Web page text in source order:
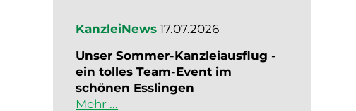
KanzleiNews 17.07.2026
Unser Sommer-Kanzleiausflug -
ein tolles Team-Event im
schönen Esslingen
Mehr ...